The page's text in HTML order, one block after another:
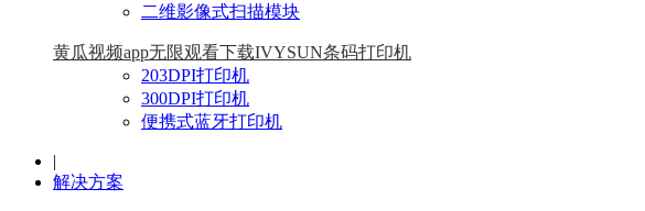
二维影像式扫描模块
黄瓜视频app无限观看下载IVYSUN条码打印机
203DPI打印机
300DPI打印机
便携式蓝牙打印机
|
解决方案